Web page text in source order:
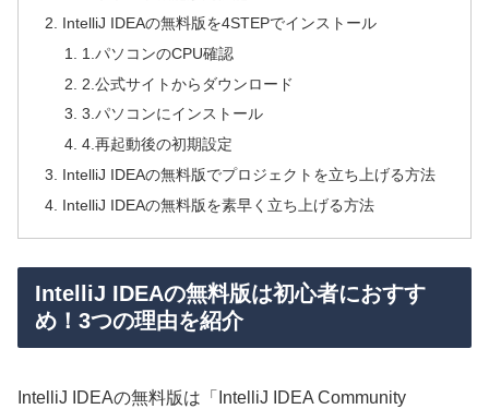
IntelliJ IDEAの無料版を4STEPでインストール
1.パソコンのCPU確認
2.公式サイトからダウンロード
3.パソコンにインストール
4.再起動後の初期設定
IntelliJ IDEAの無料版でプロジェクトを立ち上げる方法
IntelliJ IDEAの無料版を素早く立ち上げる方法
IntelliJ IDEAの無料版は初心者におすす
め！3つの理由を紹介
IntelliJ IDEAの無料版は「IntelliJ IDEA Community